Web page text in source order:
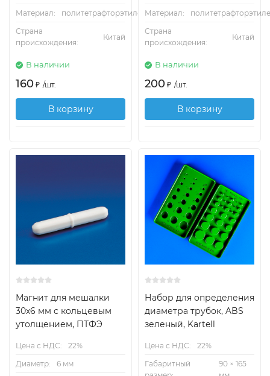
Материал:
политетрафторэтилен
Страна
происхождения:
Китай
В наличии
160 ₽ /шт.
В корзину
Материал:
Страна
происхождения:
Китай
В наличии
200 ₽ /шт.
В корзину
Магнит для мешалки
30х6 мм с кольцевым
утолщением, ПТФЭ
Цена с НДС:
22%
Диаметр:
6 мм
Набор для определения
диаметра трубок, ABS
зеленый, Kartell
Цена с НДС:
22%
Габаритный
90 × 165